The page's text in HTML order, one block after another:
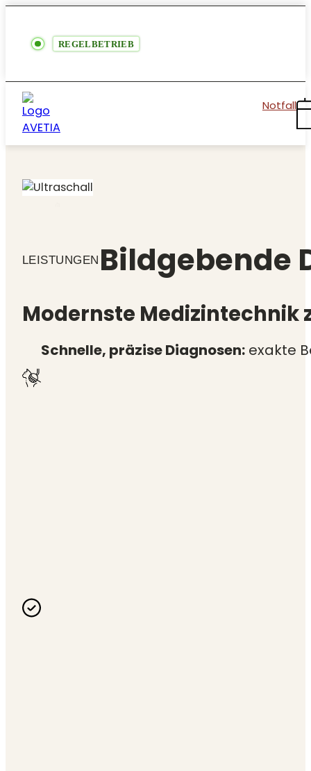
REGELBETRIEB
Notfall
LEISTUNGEN Bildgebende
Modernste Medizintechnik
Schnelle, präzise Diagnosen:exakte